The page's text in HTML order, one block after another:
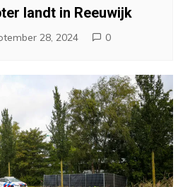
landt in Reeuwijk
28, 2024 0